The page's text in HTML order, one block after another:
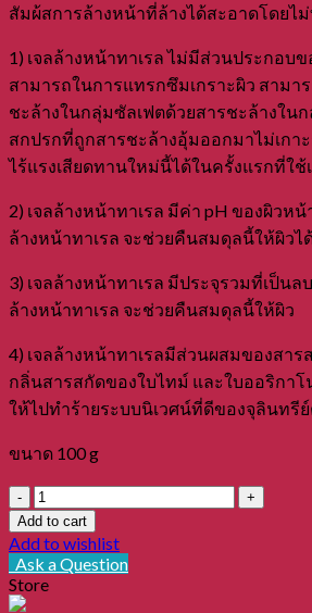
สัมผ้สการล้างหน้าที่ล้างได้สะอาดโดยไ
1) เจลล้างหน้าทาเรล ไม่มีส่วนประกอ
สามารถในการแทรกซึมเกราะผิว สามา
ชะล้างในกลุ่มซัลเฟตด้วยสารชะล้างใน
สกปรกที่ถูกสารชะล้างอุ้มออกมาไม่เกา
ไร้แรงเสียดทานใหม่นี้ได้ในครั้งแรกที่ใช้
2) เจลล้างหน้าทาเรล มีค่า pH ของผิว
ล้างหน้าทาเรล จะช่วยคืนสมดุลนี้ให้ผิวไ
3) เจลล้างหน้าทาเรล มีประจุรวมที่เป็
ล้างหน้าทาเรล จะช่วยคืนสมดุลนี้ให้ผิว
4) เจลล้างหน้าทาเรลมีส่วนผสมของสา
กลิ่นสารสกัดของใบไทม์ และใบออริก
ให้ไปทำร้ายระบบนิเวศน์ที่ดีของจุลินทรี
ขนาด 100 g
Tarel
Sensitive
Cleanser
100g
ทา
Add to cart
Add to wishlist
Ask a Question
Store